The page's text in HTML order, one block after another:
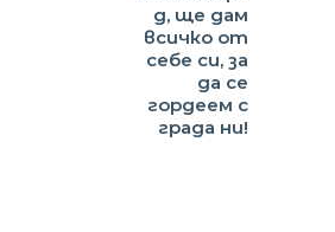
д, ще дам
всичко от
себе си, за
да се
гордеем с
града ни!